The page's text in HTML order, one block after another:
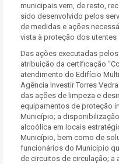
municipais vem, de resto,
sido desenvolvido pelos
de medidas e ações
vista à proteção dos
Das ações executadas
atribuição da certificação
atendimento do Edifício
Agência Investir Torres
das ações de limpeza e
equipamentos de proteção
Município; a
alcoólica em locais
Município, bem como de
funcionários do Município
de circuitos de circulação;